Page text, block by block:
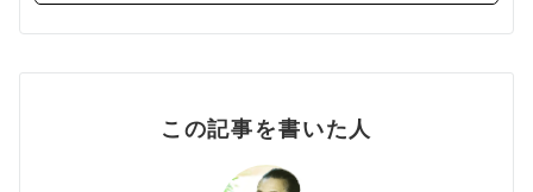
この記事を書いた人